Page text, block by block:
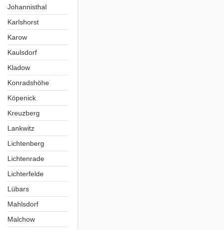
Johannisthal
Karlshorst
Karow
Kaulsdorf
Kladow
Konradshöhe
Köpenick
Kreuzberg
Lankwitz
Lichtenberg
Lichtenrade
Lichterfelde
Lübars
Mahlsdorf
Malchow